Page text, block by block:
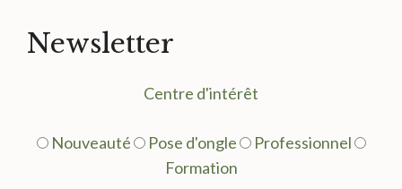
Newsletter
Centre d'intérêt
Nouveauté Pose d'ongle
Professionnel
Formation